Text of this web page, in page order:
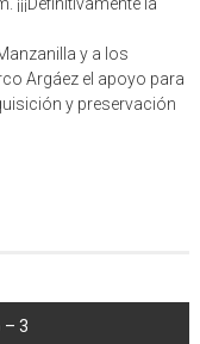
y a los
Argáez el apoyo para
y preservación
– 3